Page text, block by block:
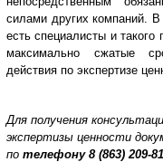
силами других компаний. В
есть специалисты и
максимально сжатые
действия по экспертизе
Для получения
экспертизы ценности
по телефону 8 (863) 209-